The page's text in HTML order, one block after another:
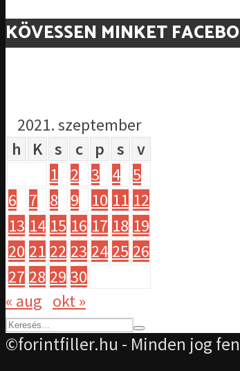
KÖVESSEN MINKET
2021. szeptember
h
K s c p s
v
1
2 3 4 5
6
7 8 9 10 11 12
13 14 15 16 17 18 19
20 21 22 23 24 25 26
27 28 29 30
« aug okt »
©forintfiller.hu - Minden jog